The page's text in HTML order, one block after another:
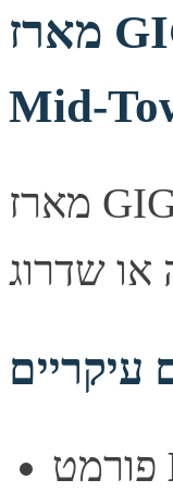
מארז GIGABYTE C500 PANORAMIC STEALTH
Mid-
מארז GIGABYTE Mid-Tower מעוצב היטב, מספק זרימת אוויר
עיקריים